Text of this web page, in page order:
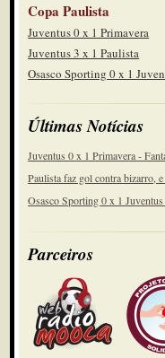
Copa Paulista
Juventus 0 x 1 Primavera
Juventus 3 x 1 Paulista
Osasco Sporting 0 x 1
Últimas Notícias
Juventus 0 x 1 Primavera -
Paulista faz gol contra bizarro,
Osasco Sporting 0 x 1
Parceiros